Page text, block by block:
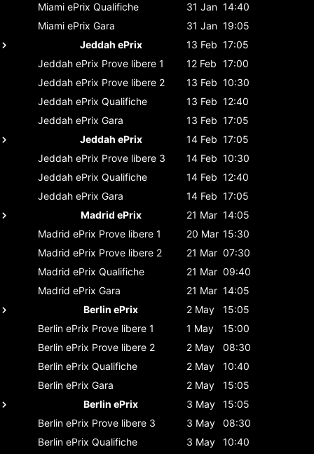
Miami ePrix Qualifiche 31 Jan 14:40
Miami ePrix Gara 31 Jan 19:05
Jeddah ePrix
13 Feb 17:05
Jeddah ePrix Prove libere 1 12 Feb 17:00
Jeddah ePrix Prove libere 2 13 Feb 10:30
Jeddah ePrix Qualifiche 13 Feb 12:40
Jeddah ePrix Gara 13 Feb 17:05
Jeddah ePrix
14 Feb 17:05
Jeddah ePrix Prove libere 3 14 Feb 10:30
Jeddah ePrix Qualifiche 14 Feb 12:40
Jeddah ePrix Gara 14 Feb 17:05
Madrid ePrix
21 Mar 14:05
Madrid ePrix Prove libere 1 20 Mar 15:30
Madrid ePrix Prove libere 2 21 Mar 07:30
Madrid ePrix Qualifiche 21 Mar 09:40
Madrid ePrix Gara 21 Mar 14:05
Berlin ePrix
2 May
15:05
Berlin ePrix Prove libere 1 1 May
15:00
Berlin ePrix Prove libere 2 2 May
08:30
Berlin ePrix Qualifiche 2 May
10:40
Berlin ePrix Gara 2 May
15:05
Berlin ePrix
3 May
15:05
Berlin ePrix Prove libere 3 3 May
08:30
Berlin ePrix Qualifiche 3 May
10:40